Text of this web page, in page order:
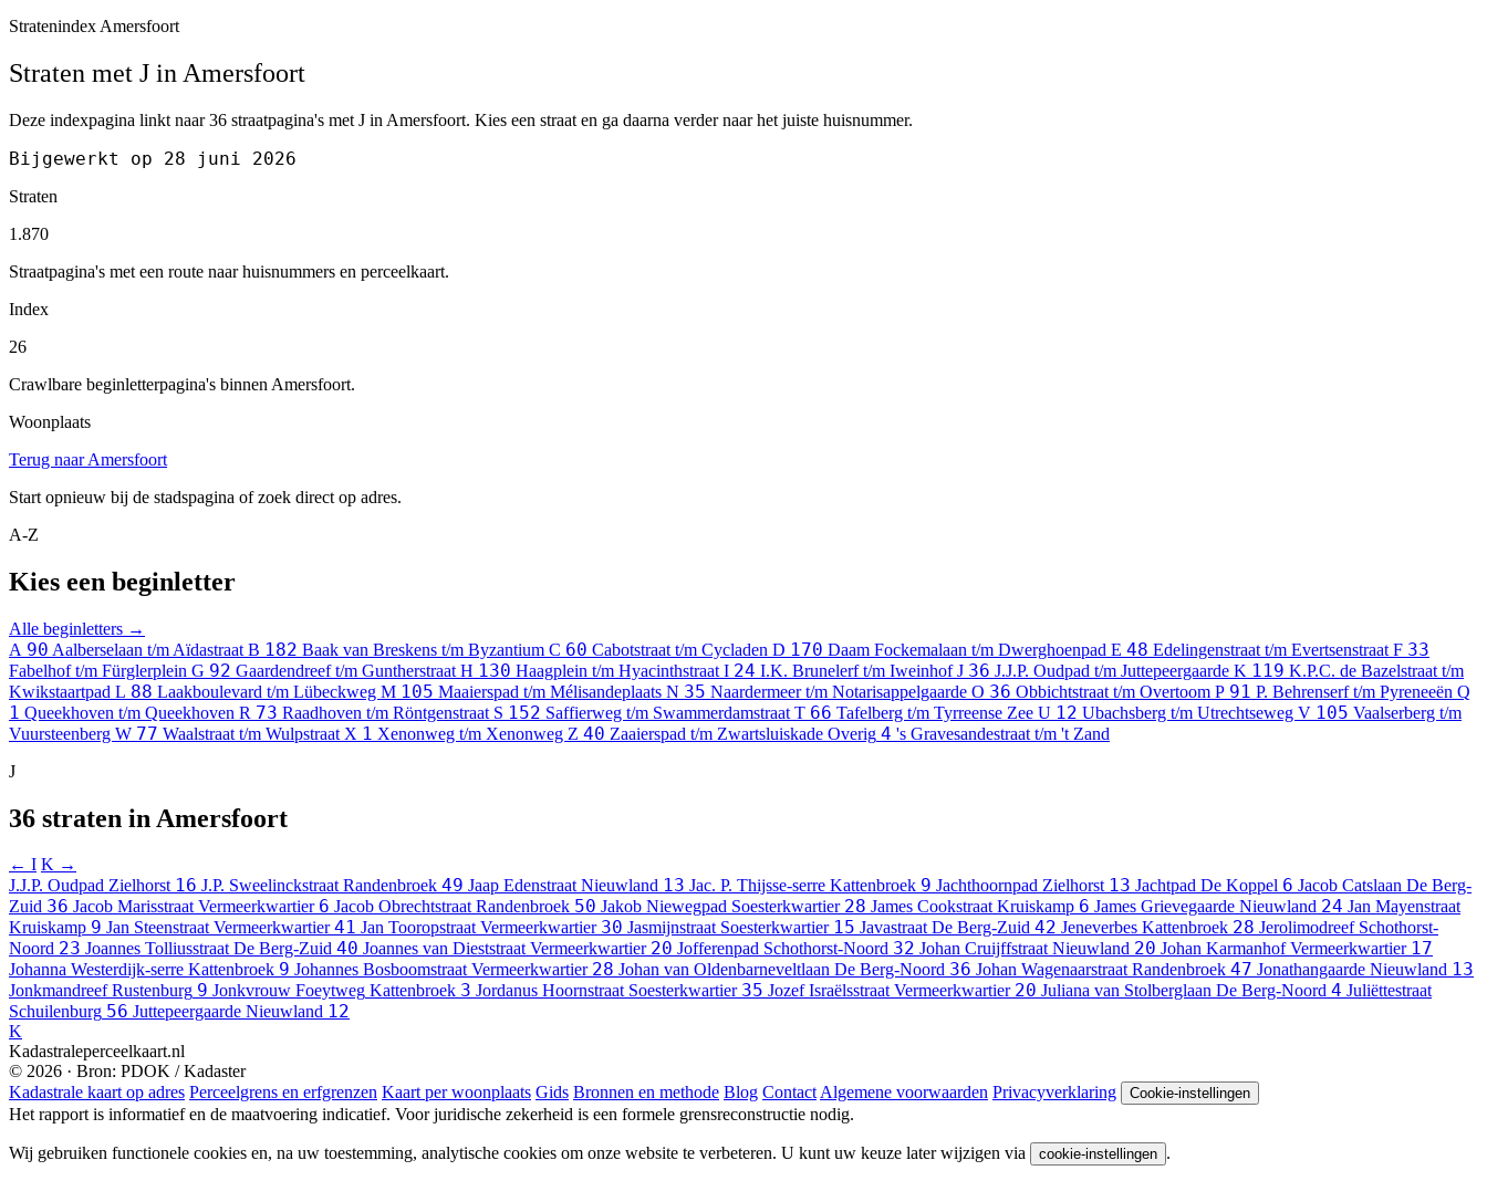
Stratenindex Amersfoort
Straten met J in Amersfoort
Deze indexpagina linkt naar 36 straatpagina's met J in Amersfoort. Kies een straat en ga daarna verder naar het juiste huisnummer.
Bijgewerkt op 28 juni 2026
Straten
1.870
Straatpagina's met een route naar huisnummers en perceelkaart.
Index
26
Crawlbare beginletterpagina's binnen Amersfoort.
Woonplaats
Terug naar Amersfoort
Start opnieuw bij de stadspagina of zoek direct op adres.
A-Z
Kies een beginletter
Alle beginletters →
A 90 Aalberselaan t/m Aïdastraat B 182 Baak van Breskens t/m Byzantium C 60 Cabotstraat t/m Cycladen D 170 Daam Fockemalaan t/m Dwerghoenpad E 48 Edelingenstraat t/m Evertsenstraat F 33
Fabelhof t/m Fürglerplein G 92 Gaardendreef t/m Guntherstraat H 130 Haagplein t/m Hyacinthstraat I 24 I.K. Brunelerf t/m IweinhofJ 36 J.J.P. Oudpad t/m Juttepeergaarde K 119 K.P.C. de Bazelstraat t/m
Kwikstaartpad L 88 Laakboulevard t/m Lübeckweg M 105 Maaierspad t/m Mélisandeplaats N 35 Naardermeer t/m Notarisappelgaarde O 36 Obbichtstraat t/m Overtoom P 91 P. Behrenserf t/m Pyreneeën Q
1 Queekhoven t/m Queekhoven R 73 Raadhoven t/m Röntgenstraat S 152 Saffierweg t/m Swammerdamstraat T 66 Tafelberg t/m Tyrreense Zee U 12 Ubachsberg t/m Utrechtseweg V 105 Vaalserberg t/m
Vuursteenberg W 77 Waalstraat t/m Wulpstraat X 1 Xenonweg t/m Xenonweg Z 40 Zaaierspad t/m Zwartsluiskade Overig 4 's Gravesandestraat t/m 't Zand
J
36 straten in Amersfoort
← I K →
J.J.P. Oudpad Zielhorst 16 J.P. Sweelinckstraat Randenbroek 49 Jaap Edenstraat Nieuwland 13 Jac. P. Thijsse-serre Kattenbroek 9 Jachthoornpad Zielhorst 13 Jachtpad De Koppel 6 Jacob Catslaan De Berg-
Zuid 36 Jacob Marisstraat Vermeerkwartier 6 Jacob Obrechtstraat Randenbroek 50 Jakob Niewegpad Soesterkwartier 28 James Cookstraat Kruiskamp 6 James Grievegaarde Nieuwland 24 Jan Mayenstraat
Kruiskamp 9 Jan Steenstraat Vermeerkwartier 41 Jan Tooropstraat Vermeerkwartier 30 Jasmijnstraat Soesterkwartier 15 Javastraat De Berg-Zuid 42 Jeneverbes Kattenbroek 28 Jerolimodreef Schothorst-
Noord 23 Joannes Tolliusstraat De Berg-Zuid 40 Joannes van Dieststraat Vermeerkwartier 20 Jofferenpad Schothorst-Noord 32 Johan Cruijffstraat Nieuwland 20 Johan Karmanhof Vermeerkwartier 17
Johanna Westerdijk-serre Kattenbroek 9 Johannes Bosboomstraat Vermeerkwartier 28 Johan van Oldenbarneveltlaan De Berg-Noord 36 Johan Wagenaarstraat Randenbroek 47 Jonathangaarde Nieuwland 13
Jonkmandreef Rustenburg 9 Jonkvrouw Foeytweg Kattenbroek 3 Jordanus Hoornstraat Soesterkwartier 35 Jozef Israëlsstraat Vermeerkwartier 20 Juliana van Stolberglaan De Berg-Noord 4 Juliëttestraat
Schuilenburg 56 Juttepeergaarde Nieuwland 12
K
Kadastraleperceelkaart.nl
© 2026 · Bron: PDOK / Kadaster
Kadastrale kaart op adres Perceelgrens en erfgrenzen Kaart per woonplaats Gids Bronnen en methode Blog ContactAlgemene voorwaarden Privacyverklaring Cookie-instellingen
Het rapport is informatief en de maatvoering indicatief. Voor juridische zekerheid is een formele grensreconstructie nodig.
Wij gebruiken functionele cookies en, na uw toestemming, analytische cookies om onze website te verbeteren. U kunt uw keuze later wijzigen via cookie-instellingen .